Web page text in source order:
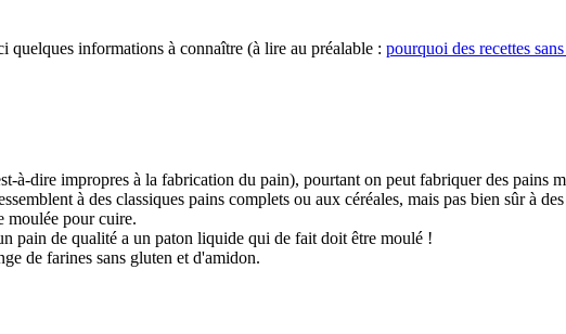
quelques informations à connaître (à lire au préalable : pourquoi des recettes
à-dire impropres à la fabrication du pain), pourtant on peut fabriquer des pains
à des classiques pains complets ou aux céréales, mais pas bien sûr à des
moulée pour cuire.
pain de qualité a un paton liquide qui de fait doit être moulé !
de farines sans gluten et d'amidon.